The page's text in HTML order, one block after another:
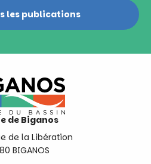
les publications
de Biganos
de la Libération
BIGANOS